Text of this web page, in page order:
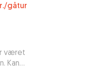
/gåtur
været
Kan